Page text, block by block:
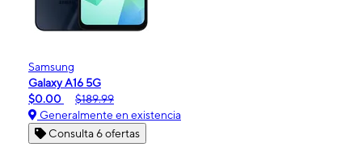
Samsung
Galaxy A16 5G
$0.00
$189.99
Generalmente en existencia
Consulta 6 ofertas